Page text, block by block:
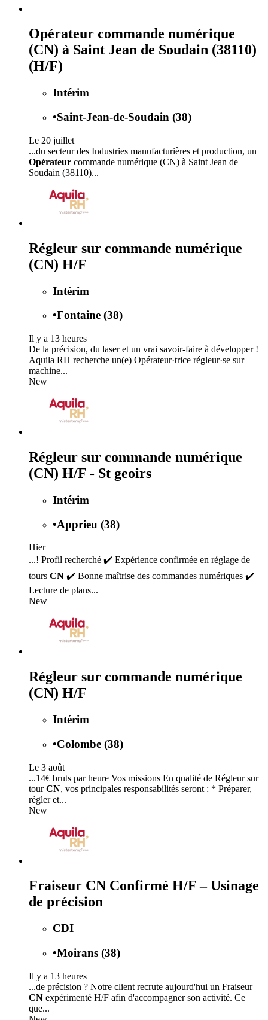
Opérateur commande numérique
(CN) à Saint Jean de Soudain (38110)
(H/F)
Intérim
•Saint-Jean-de-Soudain (38)
Le 20 juillet
...du secteur des Industries manufacturières et production, un
Opérateur commande numérique (CN) à Saint Jean de
Soudain (38110)...
Régleur sur commande numérique
(CN) H/F
Intérim
•Fontaine (38)
Il y a 13 heures
De la précision, du laser et un vrai savoir-faire à développer !
Aquila RH recherche un(e) Opérateur·trice régleur·se sur
machine...
New
Régleur sur commande numérique
(CN) H/F - St geoirs
Intérim
•Apprieu (38)
Hier
...! Profil recherché ✔️ Expérience confirmée en réglage de
tours CN ✔️ Bonne maîtrise des commandes numériques ✔️
Lecture de plans...
New
Régleur sur commande numérique
(CN) H/F
Intérim
•Colombe (38)
Le 3 août
...14€ bruts par heure Vos missions En qualité de Régleur sur
tourCN, vos principales responsabilités seront : * Préparer,
régler et...
New
Fraiseur CN Confirmé H/F – Usinage
de précision
CDI
•Moirans (38)
Il y a 13 heures
...de précision ? Notre client recrute aujourd'hui un Fraiseur
CN expérimenté H/F afin d'accompagner son activité. Ce
que...